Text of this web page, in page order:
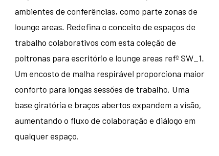
ambientes de conferências, como parte zonas de
lounge areas. Redefina o conceito de espaços de
trabalho colaborativos com esta coleção de
poltronas para escritório e lounge areas refª SW_1.
Um encosto de malha respirável proporciona maior
conforto para longas sessões de trabalho. Uma
base giratória e braços abertos expandem a visão,
aumentando o fluxo de colaboração e diálogo em
qualquer espaço.